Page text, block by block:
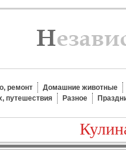
ремонт
Домашние животные
путешествия
Разное